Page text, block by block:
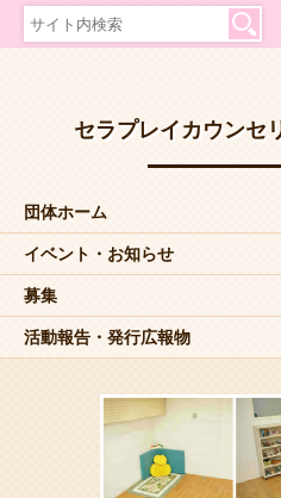
セラプレイカウンセ
団体ホーム
イベント・お知らせ
募集
活動報告・発行広報物